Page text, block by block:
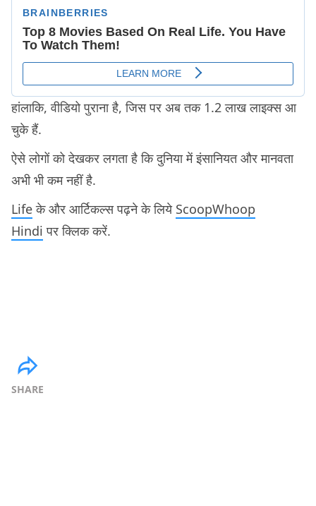
हांलाकि, वीडियो पुराना है, जिस पर अब तक 1.2 लाख लाइक्स आ
चुके हैं.
ऐसे लोगों को देखकर लगता है कि दुनिया में इंसानियत और मानवता
अभी भी कम नहीं है.
Lifeके और आर्टिकल्स पढ़ने के लिये ScoopWhoop
Hindi पर क्लिक करें.
SHARE